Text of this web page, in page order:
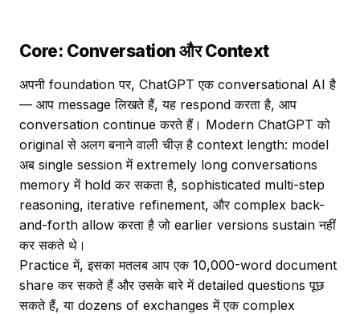
Core: Conversation और Context
अपनी foundation पर, ChatGPT एक conversational AI है
— आप message लिखते हैं, यह respond करता है, आप
conversation continue करते हैं। Modern ChatGPT को
original से अलग बनाने वाली चीज़ है context length: model
अब single session में extremely long conversations
memory में hold कर सकता है, sophisticated multi-step
reasoning, iterative refinement, और complex back-
and-forth allow करता है जो earlier versions sustain नहीं
कर सकते थे।
Practice में, इसका मतलब आप एक 10,000-word document
share कर सकते हैं और उसके बारे में detailed questions पूछ
सकते हैं, या dozens of exchanges में एक complex